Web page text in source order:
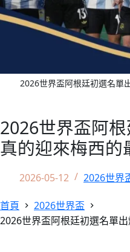
2026世界盃阿根廷初選名單
2026世界盃阿
真的迎來梅西的
2026-05-12 2026世界
首頁
2026世界盃
2026世界盃阿根廷初選名單